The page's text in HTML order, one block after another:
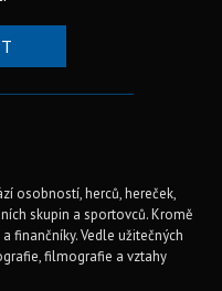
osobností, herců, hereček,
skupin a sportovců. Kromě
finančníky. Vedle užitečných
filmografie a vztahy